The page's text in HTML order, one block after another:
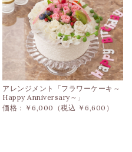
アレンジメント「フラワーケーキ～
Happy Anniversary～」
価格：￥6,000（税込 ￥6,600）